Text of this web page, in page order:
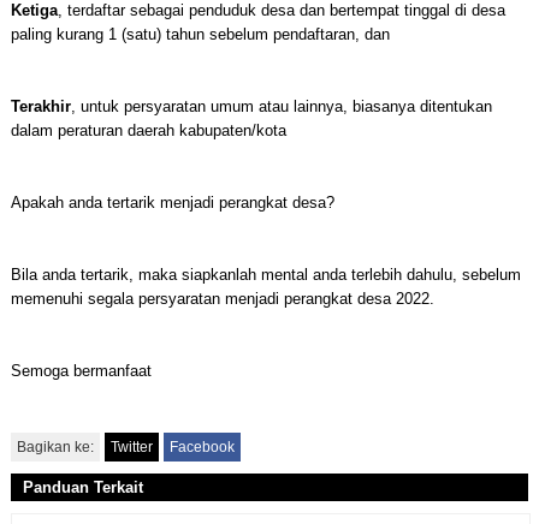
Ketiga, terdaftar sebagai penduduk desa dan bertempat tinggal di desa
paling kurang 1 (satu) tahun sebelum pendaftaran, dan
Terakhir, untuk persyaratan umum atau lainnya, biasanya ditentukan
dalam peraturan daerah kabupaten/kota
Apakah anda tertarik menjadi perangkat desa?
Bila anda tertarik, maka siapkanlah mental anda terlebih dahulu, sebelum
memenuhi segala persyaratan menjadi perangkat desa 2022.
Semoga bermanfaat
Bagikan ke: Twitter Facebook
Panduan Terkait